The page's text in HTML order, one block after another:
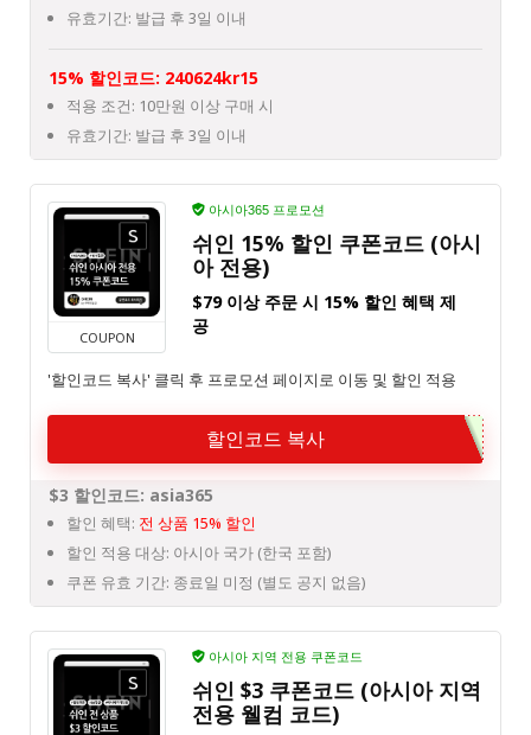
유효기간: 발급 후 3일 이내
15% 할인코드: 240624kr15
적용 조건: 10만원 이상 구매 시
유효기간: 발급 후 3일 이내
COUPON
아시아365 프로모션
쉬인 15% 할인 쿠폰코드 (아시
아 전용)
$79 이상 주문 시 15% 할인 혜택 제
공
'할인코드 복사' 클릭 후 프로모션 페이지로 이동 및 할인 적용
할인코드 복사
$3 할인코드: asia365
할인 혜택: 전 상품 15% 할인
할인 적용 대상: 아시아 국가 (한국 포함)
쿠폰 유효 기간: 종료일 미정 (별도 공지 없음)
아시아 지역 전용 쿠폰코드
쉬인 $3 쿠폰코드 (아시아 지역
전용 웰컴 코드)